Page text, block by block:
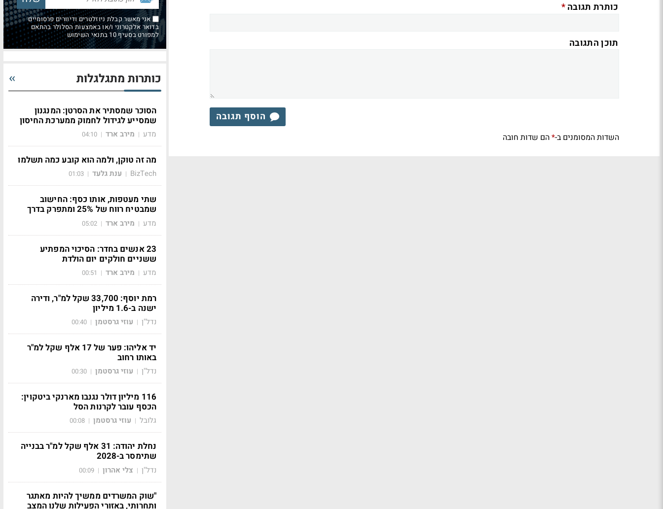
כותרת תגובה*
תוכן התגובה
הוסף תגובה
השדות המסומנים ב-*הם שדות חובה
אני מאשר קבלת ניוזלטרים ודיוורים פרסומיים
בדואר אלקטרוני ו/או באמצעות הסלולר בהתאם
למפורט בסעיף 10 בתנאי השימוש
כותרות מתגלגלות
הסוכר שמסתיר את הסרטן: המנגנון
שמסייע לגידול לחמוק ממערכת החיסון
מדע | מירב ארד |
04:10
מה זה טוקן, ולמה הוא קובע כמה תשלמו
BizTech
| ענת גלעד |
01:03
שתי מעטפות, אותו כסף: החישוב
שמבטיח רווח של 25% ומתפרק בדרך
מדע | מירב ארד |
05:02
23 אנשים בחדר: הסיכוי המפתיע
ששניים חולקים יום הולדת
מדע | מירב ארד |
00:51
רמת יוסף: 33,700 שקל למ"ר, ודירה
ישנה ב-1.6 מיליון
נדל"ן | עוזי גרסטמן |
00:40
יד אליהו: פער של 17 אלף שקל למ"ר
באותו רחוב
נדל"ן | עוזי גרסטמן |
00:30
116 מיליון דולר נגנבו מארנקי ביטקוין:
הכסף עובר לקרנות הסל
גלובל | עוזי גרסטמן |
00:08
נחלת יהודה: 31 אלף שקל למ"ר בבנייה
שתימסר ב-2028
נדל"ן | צלי אהרון |
00:09
"שוק המשרדים ממשיך להיות מאתגר
ותחרותי, באזורי הפעילות שלנו המצב